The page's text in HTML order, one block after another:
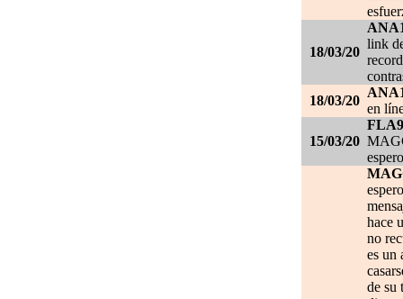
18/03/20
link
18/03/20
en
15/03/20
hace
no
es un
de su